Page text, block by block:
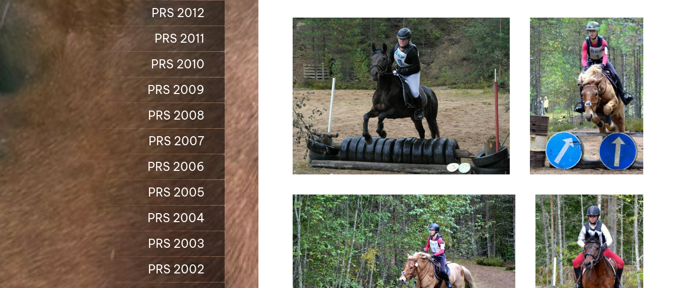
PRS 2012
PRS 2011
PRS 2010
PRS 2009
PRS 2008
PRS 2007
PRS 2006
PRS 2005
PRS 2004
PRS 2003
PRS 2002